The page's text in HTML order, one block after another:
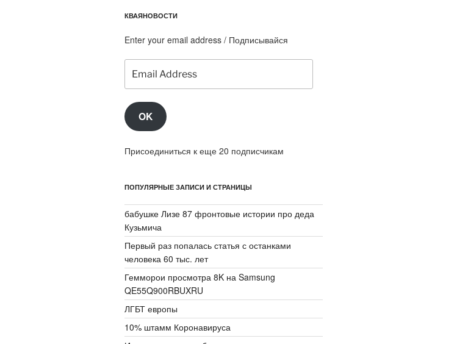
КВАЯНОВОСТИ
Enter your email address / Подписывайся
Address
OK
Присоединиться к еще 20 подписчикам
ПОПУЛЯРНЫЕ ЗАПИСИ И СТРАНИЦЫ
бабушке Лизе 87 фронтовые истории про деда
Кузьмича
Первый раз попалась статья с останками
человека 60 тыс. лет
Гемморои просмотра 8K на Samsung
QE55Q900RBUXRU
ЛГБТ европы
10% штамм Коронавируса